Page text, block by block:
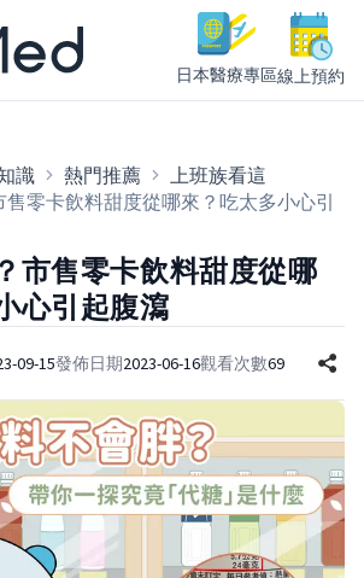
日本醫療專區線上預約
我是醫療人員
識 熱門推薦
上班族看這
零卡飲料甜度從哪來？吃太多小心引
市售零卡飲料甜度從哪
心引起腹瀉
09-15發佈日期2023-06-16觀看次數69